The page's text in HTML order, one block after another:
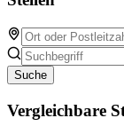
Suche
Vergleichbare